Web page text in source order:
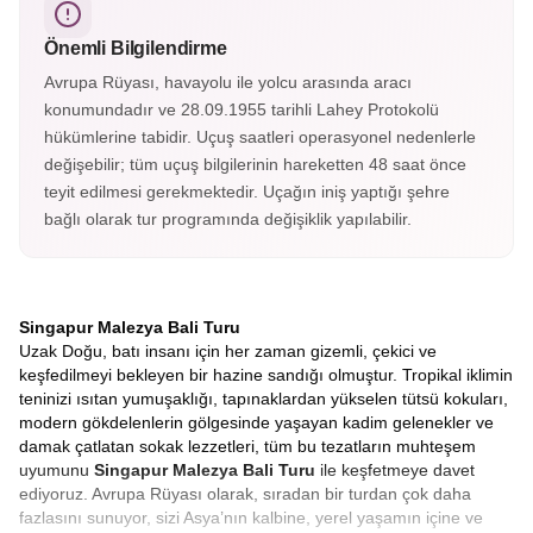
arasında unutulmaz bir yürüyüş yapacağız. Ruhani bir
atmosferde keyifli bir keşif!
Önemli Bilgilendirme
Avrupa Rüyası, havayolu ile yolcu arasında aracı
konumundadır ve 28.09.1955 tarihli Lahey Protokolü
hükümlerine tabidir. Uçuş saatleri operasyonel nedenlerle
değişebilir; tüm uçuş bilgilerinin hareketten 48 saat önce
teyit edilmesi gerekmektedir. Uçağın iniş yaptığı şehre
bağlı olarak tur programında değişiklik yapılabilir.
Singapur Malezya Bali Turu
Uzak Doğu, batı insanı için her zaman gizemli, çekici ve
keşfedilmeyi bekleyen bir hazine sandığı olmuştur. Tropikal iklimin
teninizi ısıtan yumuşaklığı, tapınaklardan yükselen tütsü kokuları,
modern gökdelenlerin gölgesinde yaşayan kadim gelenekler ve
damak çatlatan sokak lezzetleri, tüm bu tezatların muhteşem
uyumunu Singapur Malezya Bali Turu ile keşfetmeye davet
ediyoruz. Avrupa Rüyası olarak, sıradan bir turdan çok daha
fazlasını sunuyor, sizi Asya’nın kalbine, yerel yaşamın içine ve